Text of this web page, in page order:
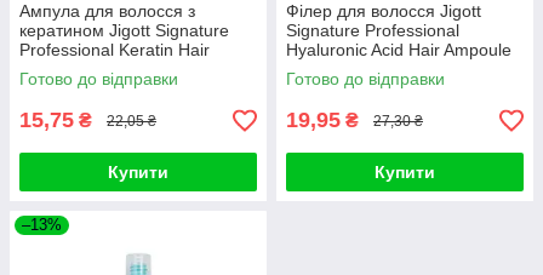
Ампула для волосся з
кератином Jigott Signature
Professional Keratin Hair
Ampoule 13ml
Готово до відправки
15,75 ₴ 22,05 ₴
Купити
Філер для волосся Jigott
Signature Professional
Hyaluronic Acid Hair Ampoule
13ml
Готово до відправки
19,95 ₴ 27,30 ₴
Купити
–13%